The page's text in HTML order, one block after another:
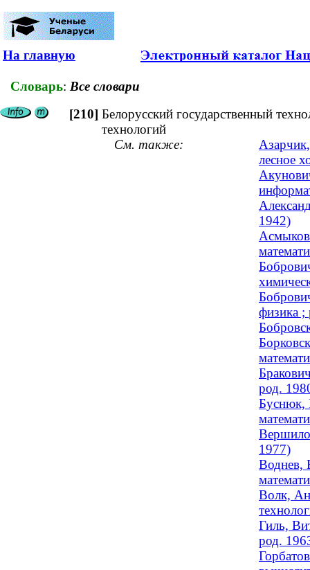
На главную
Словарь: Все словари
[210] Белорусский государственный
технологий
См. также:
лесное
1942)
физика ;
род.
Буснюк,
1977)
Воднев,
Волк,
Гиль,
род.